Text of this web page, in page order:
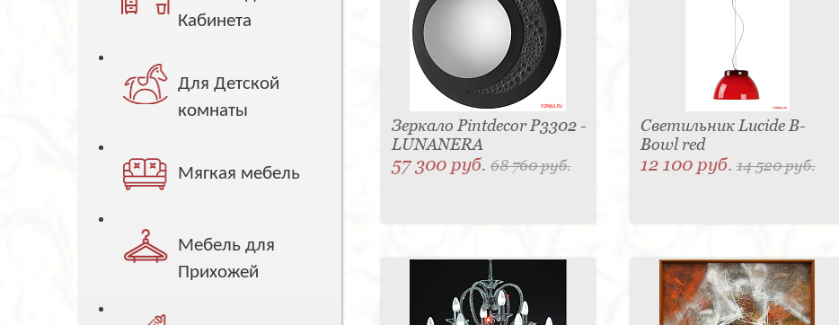
Кабинета
Для Детской
комнаты
Мягкая мебель
Мебель для
Прихожей
Зеркало Pintdecor P3302 -
LUNANERA
57 300 руб.68 760 руб.
Светильник Lucide B-
Bowl red
12 100 руб. 14 520 руб.